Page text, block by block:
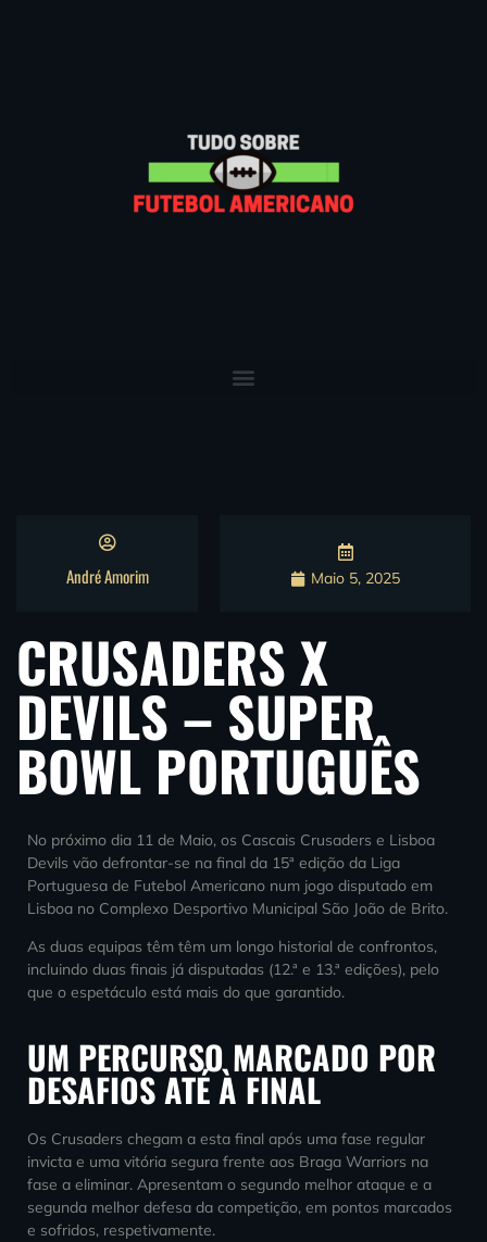
André Amorim Maio 5, 2025
CRUSADERS X
DEVILS – SUPER
BOWL PORTUGUÊS
No próximo dia 11 de Maio, os Cascais Crusaders e Lisboa
Devils vão defrontar-se na final da 15ª edição da Liga
Portuguesa de Futebol Americano num jogo disputado em
Lisboa no Complexo Desportivo Municipal São João de Brito.
As duas equipas têm têm um longo historial de confrontos,
incluindo duas finais já disputadas (12.ª e 13.ª edições), pelo
que o espetáculo está mais do que garantido.
UM PERCURSO MARCADO POR
DESAFIOS ATÉ À FINAL
Os Crusaders chegam a esta final após uma fase regular
invicta e uma vitória segura frente aos Braga Warriors na
fase a eliminar. Apresentam o segundo melhor ataque e a
segunda melhor defesa da competição, em pontos marcados
e sofridos, respetivamente.